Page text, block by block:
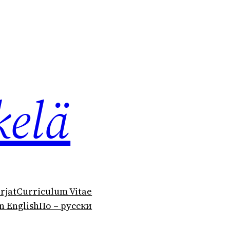
Curriculum Vitae
EnglishПо – русски